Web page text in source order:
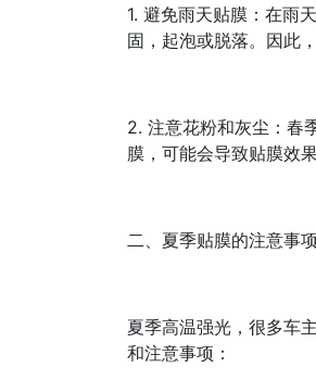
1. 避免雨天贴膜：在雨
固，起泡或脱落。因此
2. 注意花粉和灰尘：春
膜，可能会导致贴膜效
二、夏季贴膜的注意事项
夏季高温强光，很多车
和注意事项：